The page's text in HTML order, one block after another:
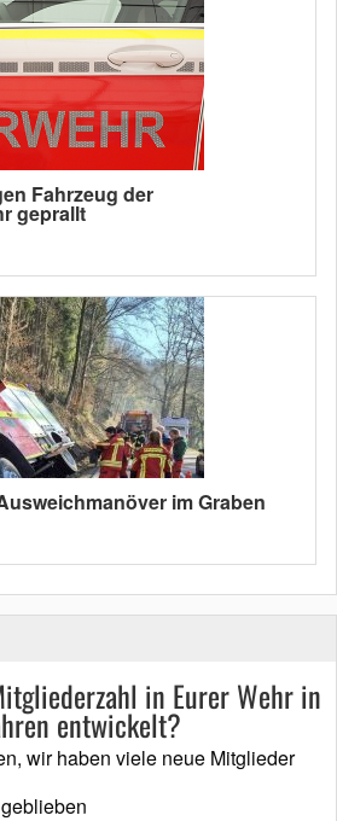
Fahrzeug der
geprallt
im Graben
in Eurer Wehr in
entwickelt?
wir haben viele neue Mitglieder